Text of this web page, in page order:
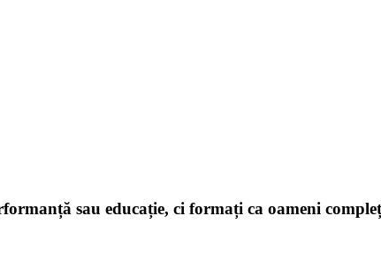
sau educație, ci formați ca oameni